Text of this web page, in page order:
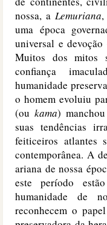
nossa, a Lemuriana
uma época
universal e devoção
Muitos dos mitos
confiança
humanidade
o homem evoluiu
(oukama)
suas tendências
feiticeiros atlantes
contemporânea. A
ariana de nossa
este período
humanidade de
reconhecem o